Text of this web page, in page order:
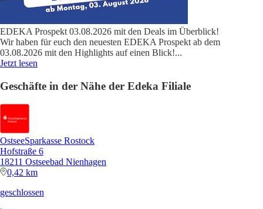
EDEKA Prospekt 03.08.2026 mit den Deals im Überblick!
Wir haben für euch den neuesten EDEKA Prospekt ab dem
03.08.2026 mit den Highlights auf einen Blick!...
Jetzt lesen
Geschäfte in der Nähe der Edeka Filiale
OstseeSparkasse Rostock
Hofstraße 6
18211 Ostseebad Nienhagen
0,42 km
geschlossen